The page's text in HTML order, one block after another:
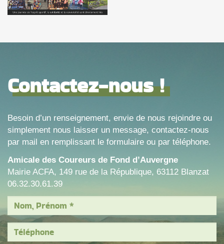
Contactez-nous !
Besoin d’un renseignement, envie de nous rejoindre ou
simplement nous laisser un message, contactez-nous
par mail en remplissant le formulaire ou par téléphone.
Amicale des Coureurs de Fond d’Auvergne
Mairie ACFA, 149 rue de la République, 63112 Blanzat
06.32.30.61.39